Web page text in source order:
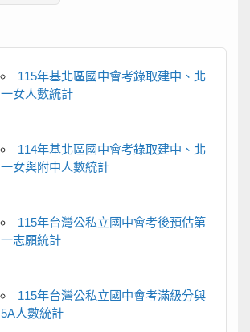
115年基北區國中會考錄取建中、北
一女人數統計
114年基北區國中會考錄取建中、北
一女與附中人數統計
115年台灣公私立國中會考後預估第
一志願統計
115年台灣公私立國中會考滿級分與
5A人數統計